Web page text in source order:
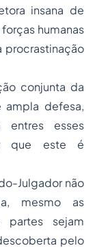
insana de
humanas
procrastinação
conjunta da
defesa,
entres esses
que este é
Julgador não
mesmo as
sejam
pelo